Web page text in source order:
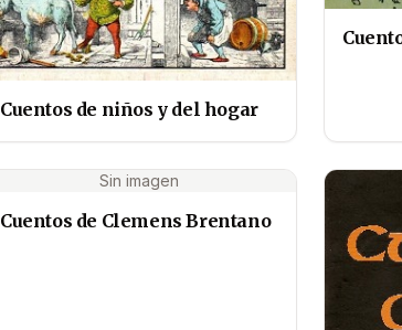
Cuentos de niños y del hogar
Sin imagen
Cuentos de Clemens Brentano